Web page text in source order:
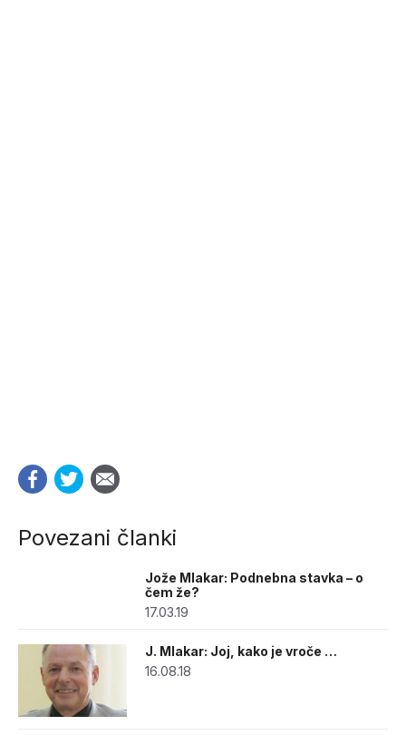
Povezani članki
Jože Mlakar: Podnebna stavka – o
čem že?
17.03.19
J. Mlakar: Joj, kako je vroče …
16.08.18